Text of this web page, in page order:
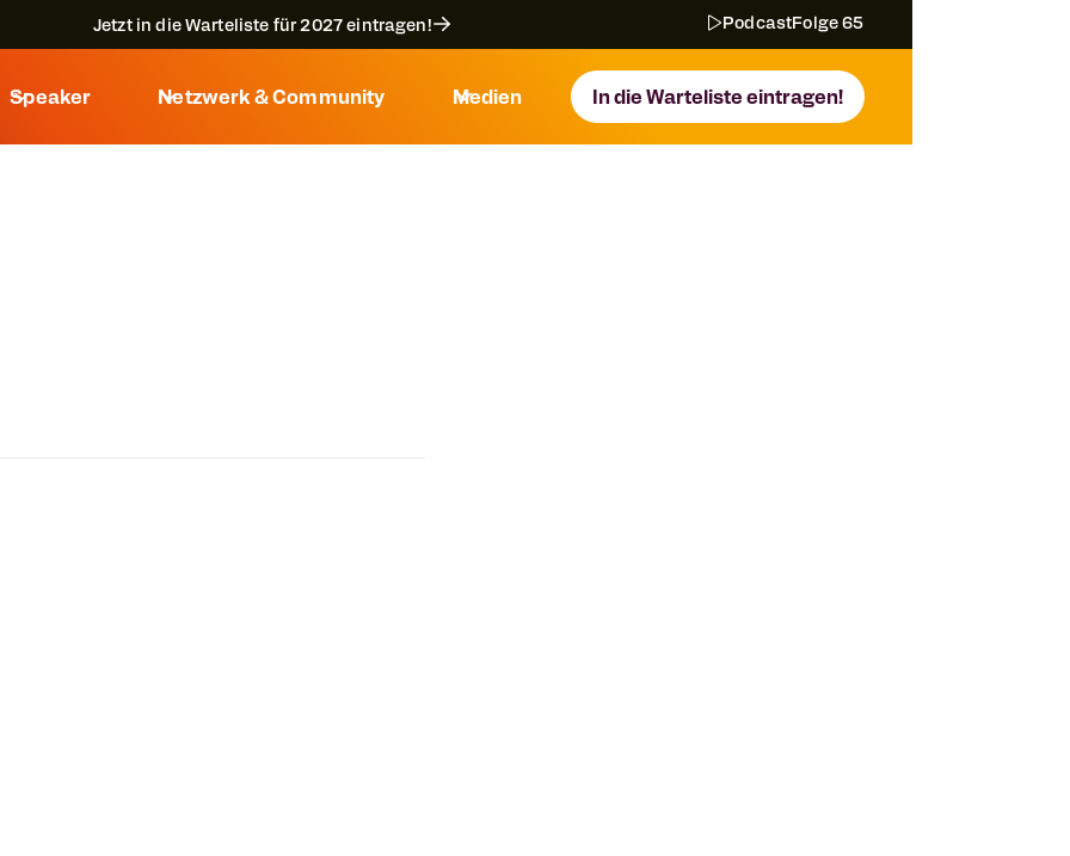
Jetzt in die Warteliste für 2027 eintragen! PodcastFolge 65
Speaker Netzwerk & Community Medien In die Warteliste eintragen!